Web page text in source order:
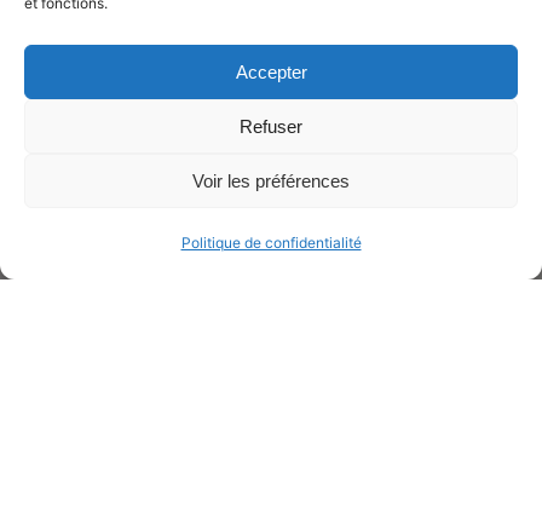
Accepter
Refuser
Voir les préférences
Politique de confidentialité